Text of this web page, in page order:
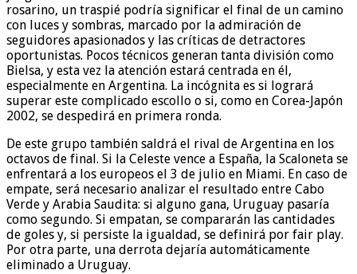
rosarino, un traspié podría significar el final de un camino
con luces y sombras, marcado por la admiración de
seguidores apasionados y las críticas de detractores
oportunistas. Pocos técnicos generan tanta división como
Bielsa, y esta vez la atención estará centrada en él,
especialmente en Argentina. La incógnita es si logrará
superar este complicado escollo o si, como en Corea-Japón
2002, se despedirá en primera ronda.
De este grupo también saldrá el rival de Argentina en los
octavos de final. Si la Celeste vence a España, la Scaloneta se
enfrentará a los europeos el 3 de julio en Miami. En caso de
empate, será necesario analizar el resultado entre Cabo
Verde y Arabia Saudita: si alguno gana, Uruguay pasaría
como segundo. Si empatan, se compararán las cantidades
de goles y, si persiste la igualdad, se definirá por fair play.
Por otra parte, una derrota dejaría automáticamente
eliminado a Uruguay.